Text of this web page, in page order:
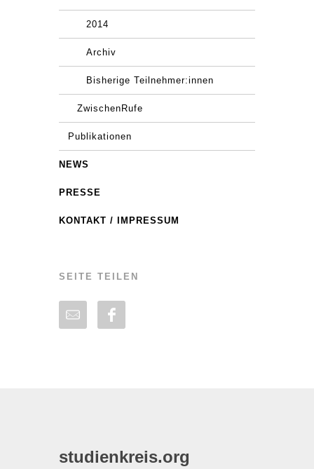
2014
Archiv
Bisherige Teilnehmer:innen
ZwischenRufe
Publikationen
NEWS
PRESSE
KONTAKT / IMPRESSUM
SEITE TEILEN
studienkreis.org